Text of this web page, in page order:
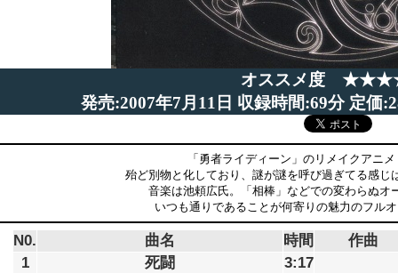
オススメ度
発売:2007年7月11日 収録時間:69分 定価
「勇者ライディーン」のリメイクアニ
殆ど別物と化しており、謎が謎を呼び過ぎてる感じ
音楽は池頼広氏。「相棒」などでの変わらぬオ
いつも通りであることが何寄りの魅力のフル
N0. 曲名 時間
作曲
1
死闘 3:17